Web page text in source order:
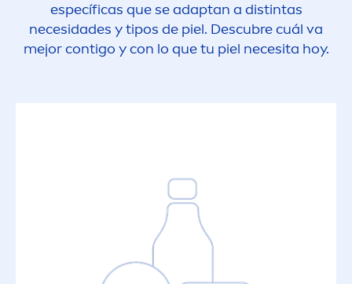
específicas que se adaptan a distintas
necesidades y tipos de piel. Descubre cuál va
mejor contigo y con lo que tu piel necesita hoy.